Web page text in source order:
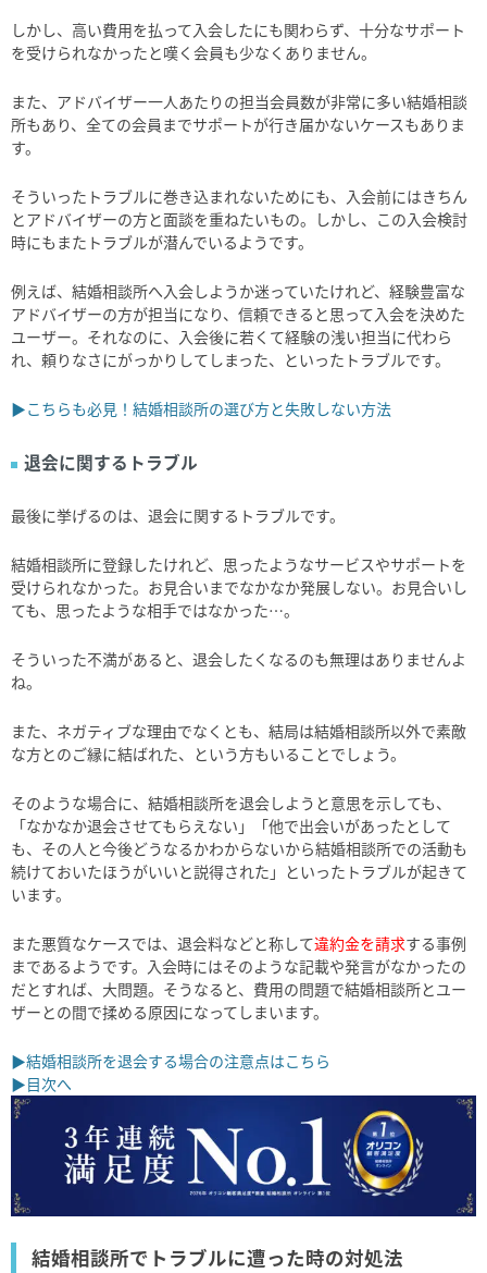
しかし、高い費用を払って入会したにも関わらず、十分なサポート
を受けられなかったと嘆く会員も少なくありません。
また、アドバイザー一人あたりの担当会員数が非常に多い結婚相談
所もあり、全ての会員までサポートが行き届かないケースもありま
す。
そういったトラブルに巻き込まれないためにも、入会前にはきちん
とアドバイザーの方と面談を重ねたいもの。しかし、この入会検討
時にもまたトラブルが潜んでいるようです。
例えば、結婚相談所へ入会しようか迷っていたけれど、経験豊富な
アドバイザーの方が担当になり、信頼できると思って入会を決めた
ユーザー。それなのに、入会後に若くて経験の浅い担当に代わら
れ、頼りなさにがっかりしてしまった、といったトラブルです。
▶こちらも必見！結婚相談所の選び方と失敗しない方法
退会に関するトラブル
最後に挙げるのは、退会に関するトラブルです。
結婚相談所に登録したけれど、思ったようなサービスやサポートを
受けられなかった。お見合いまでなかなか発展しない。お見合いし
ても、思ったような相手ではなかった…。
そういった不満があると、退会したくなるのも無理はありませんよ
ね。
また、ネガティブな理由でなくとも、結局は結婚相談所以外で素敵
な方とのご縁に結ばれた、という方もいることでしょう。
そのような場合に、結婚相談所を退会しようと意思を示しても、
「なかなか退会させてもらえない」「他で出会いがあったとして
も、その人と今後どうなるかわからないから結婚相談所での活動も
続けておいたほうがいいと説得された」といったトラブルが起きて
います。
また悪質なケースでは、退会料などと称して違約金を請求する事例
まであるようです。入会時にはそのような記載や発言がなかったの
だとすれば、大問題。そうなると、費用の問題で結婚相談所とユー
ザーとの間で揉める原因になってしまいます。
▶結婚相談所を退会する場合の注意点はこちら
▶目次へ
結婚相談所でトラブルに遭った時の対処法